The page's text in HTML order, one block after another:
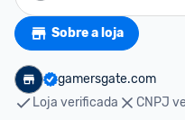
Sobre a loja
gamersgate.com
Loja verificada
CNPJ